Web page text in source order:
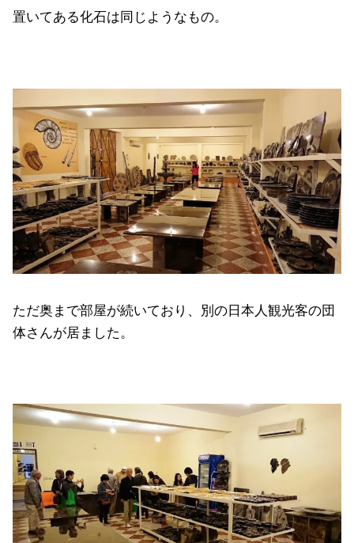
置いてある化石は同じようなもの。
ただ奥まで部屋が続いており、別の日本人観光客の団
体さんが居ました。